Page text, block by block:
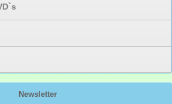
Newsletter